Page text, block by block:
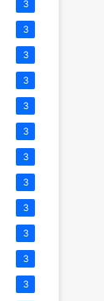
3
3
3
3
3
3
3
3
3
3
3
3